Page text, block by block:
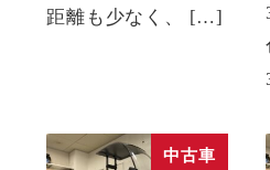
距離も少なく、 […]
中古車